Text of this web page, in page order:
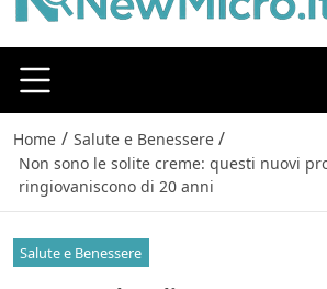
Home / Salute e Benessere /
Non sono le solite creme: questi nuovi
ringiovaniscono di 20 anni
Salute e Benessere